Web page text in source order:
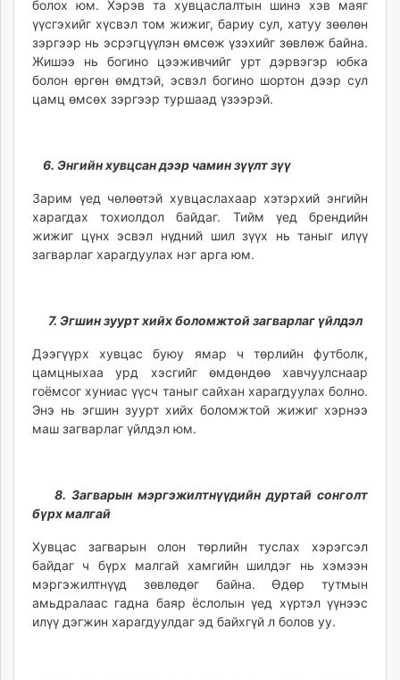
болох юм. Хэрэв та хувцаслалтын шинэ хэв маяг
үүсгэхийг хүсвэл том жижиг, бариу сул, хатуу зөөлөн
зэргээр нь эсрэгцүүлэн өмсөж үзэхийг зөвлөж байна.
Жишээ нь богино цээживчийг урт дэрвэгэр юбка
болон өргөн өмдтэй, эсвэл богино шортон дээр сул
цамц өмсөх зэргээр туршаад үзээрэй.
6. Энгийн хувцсан дээр чамин зүүлт зүү
Зарим үед чөлөөтэй хувцаслахаар хэтэрхий энгийн
харагдах тохиолдол байдаг. Тийм үед брендийн
жижиг цүнх эсвэл нүдний шил зүүх нь таныг илүү
загварлаг харагдуулах нэг арга юм.
7. Эгшин зуурт хийх боломжтой загварлаг үйлдэл
Дээгүүрх хувцас буюу ямар ч төрлийн футболк,
цамцныхаа урд хэсгийг өмдөндөө хавчуулснаар
гоёмсог хуниас үүсч таныг сайхан харагдуулах болно.
Энэ нь эгшин зуурт хийх боломжтой жижиг хэрнээ
маш загварлаг үйлдэл юм.
8. Загварын мэргэжилтнүүдийн дуртай сонголт
бүрх малгай
Хувцас загварын олон төрлийн туслах хэрэгсэл
байдаг ч бүрх малгай хамгийн шилдэг нь хэмээн
мэргэжилтнүүд зөвлөдөг байна. Өдөр тутмын
амьдралаас гадна баяр ёслолын үед хүртэл үүнээс
илүү дэгжин харагдуулдаг эд байхгүй л болов уу.